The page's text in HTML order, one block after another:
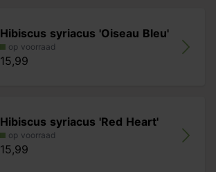
Hibiscus syriacus 'Oiseau Bleu'
op voorraad
15,99
Hibiscus syriacus 'Red Heart'
op voorraad
15,99